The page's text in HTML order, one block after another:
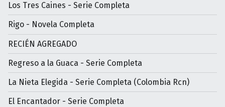
Los Tres Caines - Serie Completa
Rigo - Novela Completa
RECIÉN AGREGADO
Regreso a la Guaca - Serie Completa
La Nieta Elegida - Serie Completa (Colombia Rcn)
El Encantador - Serie Completa